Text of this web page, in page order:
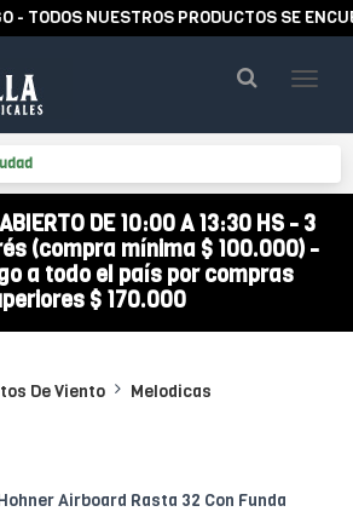
NUESTROS PRODUCTOS SE
DE 10:00 A 13:30 HS - 3
(compra mínima $ 100.000) -
a todo el país por compras
$ 170.000
De Viento Melodicas